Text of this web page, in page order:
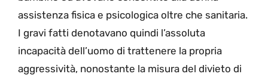
assistenza fisica e psicologica oltre che sanitaria.
I gravi fatti denotavano quindi l’assoluta
incapacità dell’uomo di trattenere la propria
aggressività, nonostante la misura del divieto di